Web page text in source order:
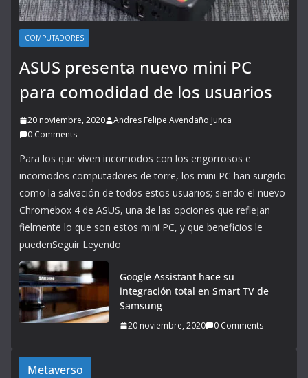
COMPUTADORES
ASUS presenta nuevo mini PC
para comodidad de los usuarios
20 noviembre, 2020
Andres Felipe Avendaño Junca
0 Comments
Para los que viven incomodos con los engorrosos e
incomodos computadores de torre, los mini PC han surgido
como la salvación de todos estos usuarios; siendo el nuevo
Chromebox 4 de ASUS, una de las opciones que reflejan
fielmente lo que son estos mini PC, y que beneficios le
puedenSeguir Leyendo
Google Assistant hace su
integración total en Smart TV de
Samsung
20 noviembre, 2020 0 Comments
Metaverso